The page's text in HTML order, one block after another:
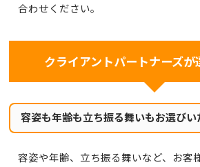
合わせください。
クライアントパートナーズが
容姿も年齢も立ち振る舞いもお選び
容姿や年齢、立ち振る舞いなど、お客